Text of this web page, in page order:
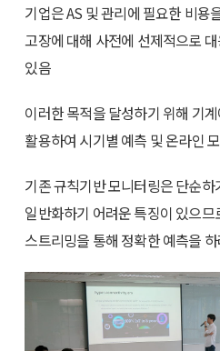
기업은 AS 및 관리에 필요한 비용
고장에 대해 사전에 선제적으로
있음
이러한 목적을 달성하기 위해 기
활용하여 시기별 예측 및 온라인
기존 규칙기반 모니터링은 단순
일반화하기 어려운 특징이 있으
스트리밍을 통해 정확한 예측을